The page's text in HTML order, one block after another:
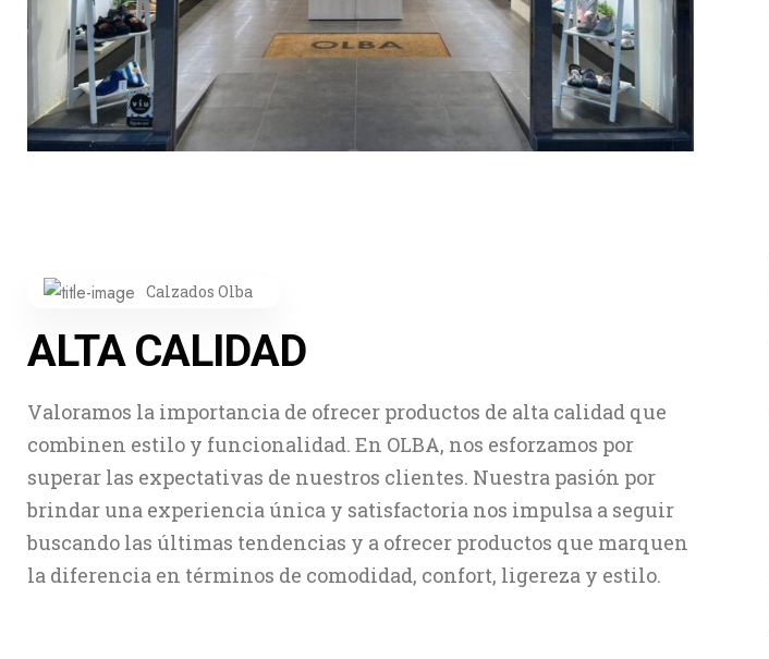
Calzados Olba
ALTA CALIDAD
Valoramos la importancia de ofrecer productos de alta calidad que
combinen estilo y funcionalidad. En OLBA, nos esforzamos por
superar las expectativas de nuestros clientes. Nuestra pasión por
brindar una experiencia única y satisfactoria nos impulsa a seguir
buscando las últimas tendencias y a ofrecer productos que marquen
la diferencia en términos de comodidad, confort, ligereza y estilo.